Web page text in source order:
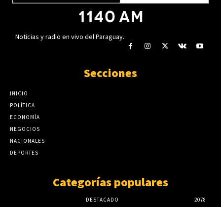
Noticias y radio en vivo del Paraguay.
Secciones
INICIO
POLÍTICA
ECONOMÍA
NEGOCIOS
NACIONALES
DEPORTES
Categorías populares
DESTACADO
2078